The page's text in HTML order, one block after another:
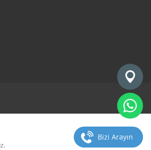
Bizi Arayın